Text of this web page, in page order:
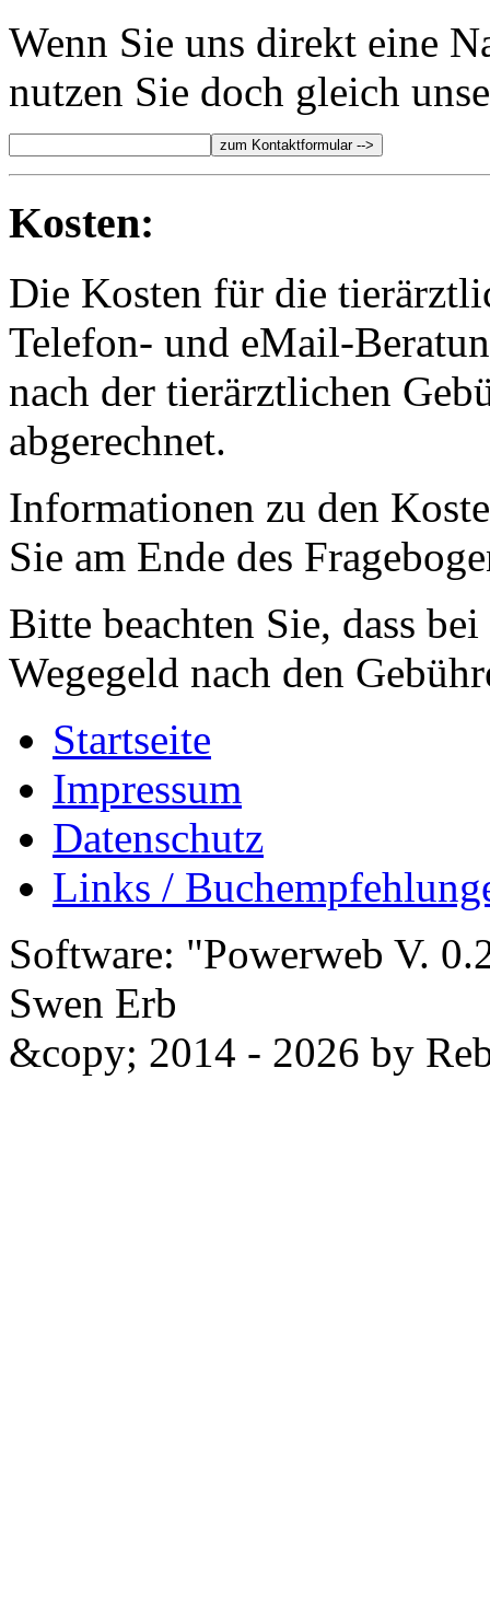
Wenn Sie uns direkt eine
nutzen Sie doch gleich
Kosten:
Die Kosten für die
Telefon- und eMail-
nach der tierärztlichen
abgerechnet.
Informationen zu den
Sie am Ende des
Bitte beachten Sie, dass
Wegegeld nach den
Startseite
Impressum
Datenschutz
Links /
Software: "Powerweb V.
Swen Erb
&copy; 2014 - 2026 by